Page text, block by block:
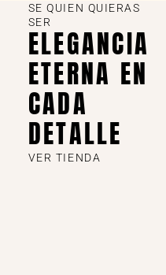
SE QUIEN QUIERAS
SER
ELEGANCIA
ETERNA EN
CADA
DETALLE
VER TIENDA